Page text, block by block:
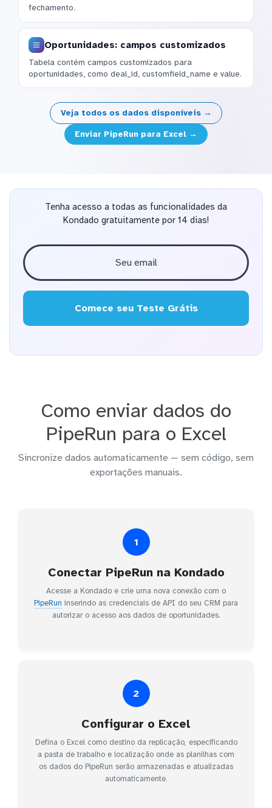
fechamento.
Oportunidades: campos customizados
Tabela contém campos customizados para
oportunidades, como deal_id, customfield_name e value.
Veja todos os dados disponíveis →
Enviar PipeRun para Excel →
Tenha acesso a todas as funcionalidades da
Kondado gratuitamente por 14 dias!
Comece seu Teste Grátis
Como enviar dados do
PipeRun para o Excel
Sincronize dados automaticamente — sem código, sem
exportações manuais.
1
Conectar PipeRun na Kondado
Acesse a Kondado e crie uma nova conexão com o
PipeRun inserindo as credenciais de API do seu CRM para
autorizar o acesso aos dados de oportunidades.
2
Configurar o Excel
Defina o Excel como destino da replicação, especificando
a pasta de trabalho e localização onde as planilhas com
os dados do PipeRun serão armazenadas e atualizadas
automaticamente.